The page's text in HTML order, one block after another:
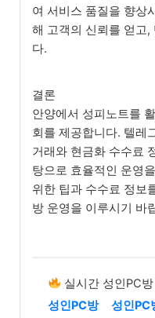
여 서비스 품질을 향상
해 고객의 신뢰를 얻고,
다.
결론
안양에서 성피노트를
회를 제공합니다. 텔레
거래와 현금화 수수료
탕으로 효율적인 운영
위한 팁과 수수료 정보
방 운영을 이루시기 바
실시간 성인PC
성인PC방
성인PC